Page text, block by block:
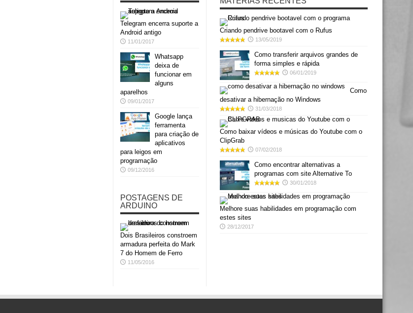
Telegram encerra suporte a
Android antigo
11/01/2017
Whatsapp
deixa de
funcionar em
alguns
aparelhos
09/01/2017
Google lança
ferramenta
para criação de
aplicativos
para leigos em
programação
09/12/2016
POSTAGENS DE
ARDUINO
Dois Brasileiros constroem
armadura perfeita do Mark
7 do Homem de Ferro
11/05/2016
Criando pendrive bootavel com o Rufus
13/05/2019
Como transferir arquivos grandes de
forma simples e rápida
06/01/2019
Como
desativar a hibernação no Windows
31/03/2018
Como baixar vídeos e músicas do Youtube com o
ClipGrab
07/02/2018
Como encontrar alternativas a
programas com site Alternative To
30/01/2018
Melhore suas habilidades em programação com
estes sites
28/12/2017